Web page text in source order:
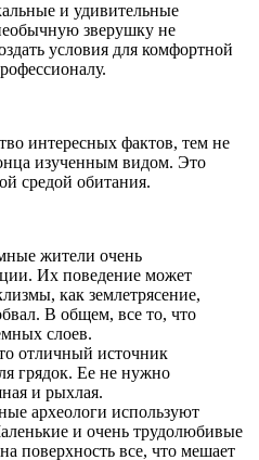
и удивительные
зверушку не
условия для комфортной
интересных фактов, тем не
изученным видом. Это
средой обитания.
жители очень
Их поведение может
как землетрясение,
В общем, все то, что
слоев.
отличный источник
грядок. Ее не нужно
и рыхлая.
археологи используют
и очень трудолюбивые
поверхность все, что мешает